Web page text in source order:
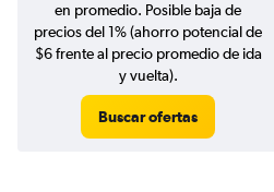
en promedio. Posible baja de
precios del 1% (ahorro potencial de
$6 frente al precio promedio de ida
y vuelta).
Buscar ofertas